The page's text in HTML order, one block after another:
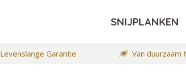
SNIJPLANKEN
Levenslange Garantie Van duurzaam